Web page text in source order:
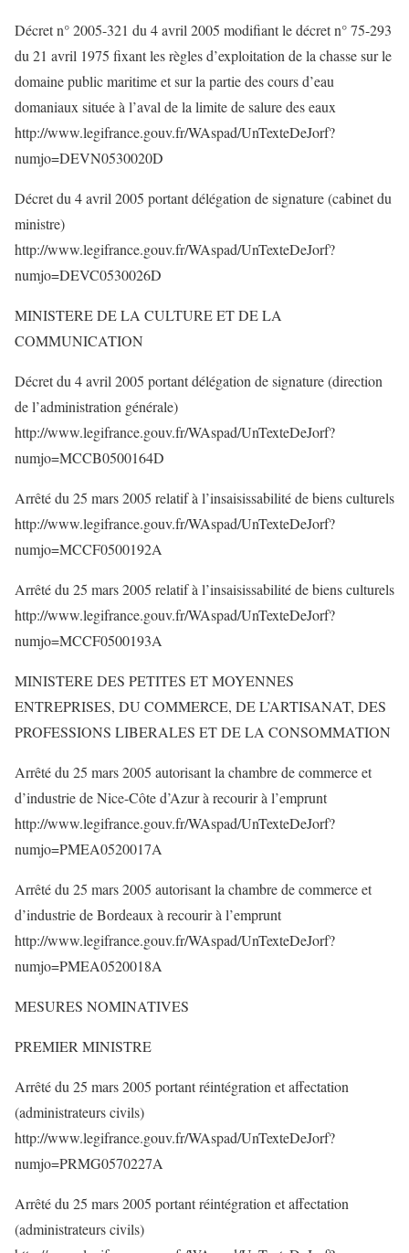
Décret n° 2005-321 du 4 avril 2005 modifiant le décret n° 75-293
du 21 avril 1975 fixant les règles d’exploitation de la chasse sur le
domaine public maritime et sur la partie des cours d’eau
domaniaux située à l’aval de la limite de salure des eaux
http://www.legifrance.gouv.fr/WAspad/UnTexteDeJorf?
numjo=DEVN0530020D
Décret du 4 avril 2005 portant délégation de signature (cabinet du
ministre)
http://www.legifrance.gouv.fr/WAspad/UnTexteDeJorf?
numjo=DEVC0530026D
MINISTERE DE LA CULTURE ET DE LA
COMMUNICATION
Décret du 4 avril 2005 portant délégation de signature (direction
de l’administration générale)
http://www.legifrance.gouv.fr/WAspad/UnTexteDeJorf?
numjo=MCCB0500164D
Arrêté du 25 mars 2005 relatif à l’insaisissabilité de biens culturels
http://www.legifrance.gouv.fr/WAspad/UnTexteDeJorf?
numjo=MCCF0500192A
Arrêté du 25 mars 2005 relatif à l’insaisissabilité de biens culturels
http://www.legifrance.gouv.fr/WAspad/UnTexteDeJorf?
numjo=MCCF0500193A
MINISTERE DES PETITES ET MOYENNES
ENTREPRISES, DU COMMERCE, DE L’ARTISANAT, DES
PROFESSIONS LIBERALES ET DE LA CONSOMMATION
Arrêté du 25 mars 2005 autorisant la chambre de commerce et
d’industrie de Nice-Côte d’Azur à recourir à l’emprunt
http://www.legifrance.gouv.fr/WAspad/UnTexteDeJorf?
numjo=PMEA0520017A
Arrêté du 25 mars 2005 autorisant la chambre de commerce et
d’industrie de Bordeaux à recourir à l’emprunt
http://www.legifrance.gouv.fr/WAspad/UnTexteDeJorf?
numjo=PMEA0520018A
MESURES NOMINATIVES
PREMIER MINISTRE
Arrêté du 25 mars 2005 portant réintégration et affectation
(administrateurs civils)
http://www.legifrance.gouv.fr/WAspad/UnTexteDeJorf?
numjo=PRMG0570227A
Arrêté du 25 mars 2005 portant réintégration et affectation
(administrateurs civils)